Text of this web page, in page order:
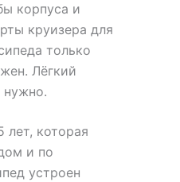
корпуса и
круизера для
только
Лёгкий
нужно.
лет, которая
и по
устроен